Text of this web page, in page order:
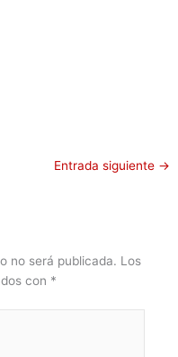
Entrada siguiente →
no será publicada. Los
con *